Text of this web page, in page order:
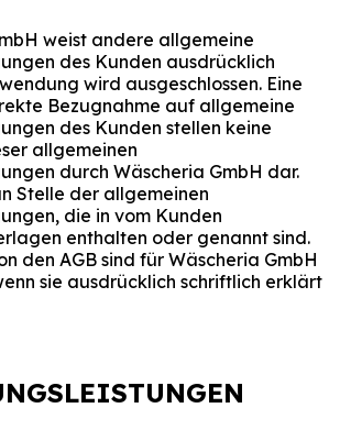
weist andere allgemeine
des Kunden ausdrücklich
wird ausgeschlossen. Eine
Bezugnahme auf allgemeine
des Kunden stellen keine
allgemeinen
durch Wäscheria GmbH dar.
Stelle der allgemeinen
die in vom Kunden
enthalten oder genannt sind.
den AGB sind für Wäscheria GmbH
sie ausdrücklich schriftlich erklärt